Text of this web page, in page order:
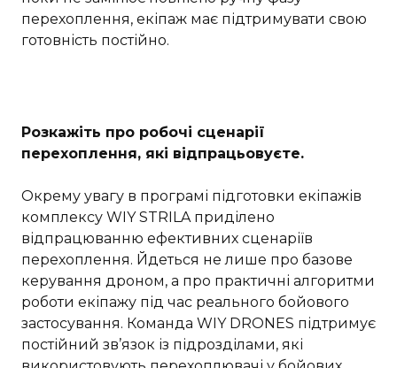
перехоплення, екіпаж має підтримувати свою
готовність постійно.
Розкажіть про робочі сценарії
перехоплення, які відпрацьовуєте.
Окрему увагу в програмі підготовки екіпажів
комплексу WIY STRILA приділено
відпрацюванню ефективних сценаріїв
перехоплення. Йдеться не лише про базове
керування дроном, а про практичні алгоритми
роботи екіпажу під час реального бойового
застосування. Команда WIY DRONES підтримує
постійний зв’язок із підрозділами, які